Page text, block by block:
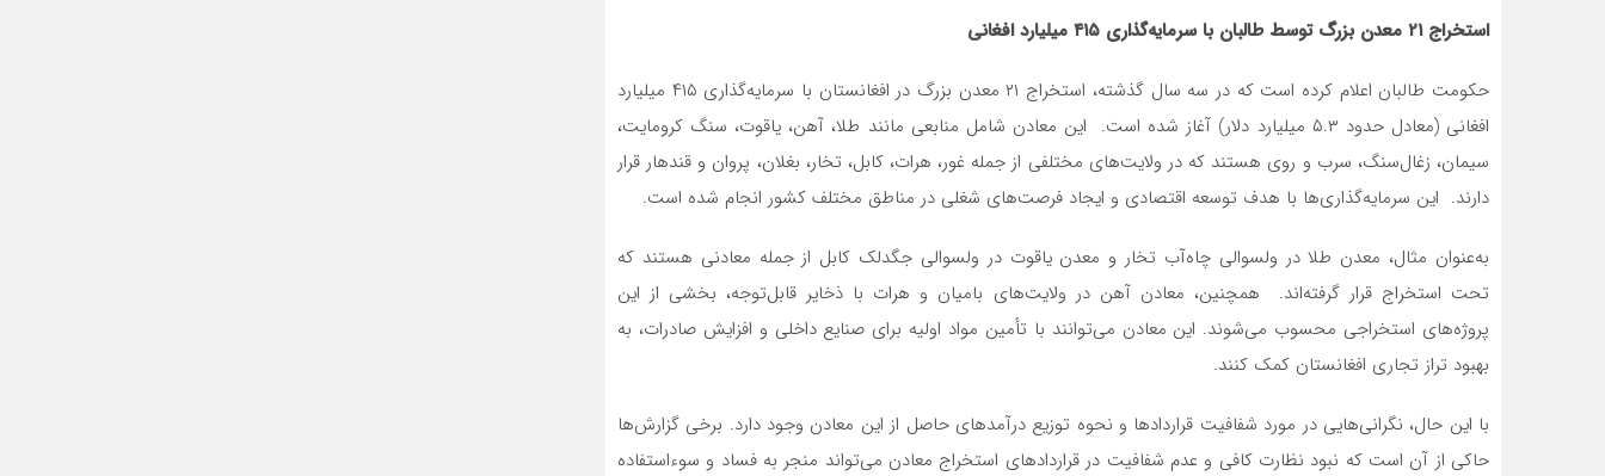
استخراج ۲۱ معدن بزرگ توسط طالبان با سرمایه‌گذاری ۴۱۵ میلیارد افغانی
حکومت طالبان اعلام کرده است که در سه سال گذشته، استخراج ۲۱ معدن بزرگ در افغانستان با سرمایه‌گذاری ۴۱۵ میلیارد
افغانی (معادل حدود ۵.۳ میلیارد دلار) آغاز شده است. این معادن شامل منابعی مانند طلا، آهن، یاقوت، سنگ کرومایت،
سیمان، زغال‌سنگ، سرب و روی هستند که در ولایت‌های مختلفی از جمله غور، هرات، کابل، تخار، بغلان، پروان و قندهار قرار
دارند. این سرمایه‌گذاری‌ها با هدف توسعه اقتصادی و ایجاد فرصت‌های شغلی در مناطق مختلف کشور انجام شده است.
به‌عنوان مثال، معدن طلا در ولسوالی چاه‌آب تخار و معدن یاقوت در ولسوالی جگدلک کابل از جمله معادنی هستند که
تحت استخراج قرار گرفته‌اند. همچنین، معادن آهن در ولایت‌های بامیان و هرات با ذخایر قابل‌توجه، بخشی از این
پروژه‌های استخراجی محسوب می‌شوند. این معادن می‌توانند با تأمین مواد اولیه برای صنایع داخلی و افزایش صادرات، به
بهبود تراز تجاری افغانستان کمک کنند.
با این حال، نگرانی‌هایی در مورد شفافیت قراردادها و نحوه توزیع درآمدهای حاصل از این معادن وجود دارد. برخی گزارش‌ها
حاکی از آن است که نبود نظارت کافی و عدم شفافیت در قراردادهای استخراج معادن می‌تواند منجر به فساد و سوءاستفاده